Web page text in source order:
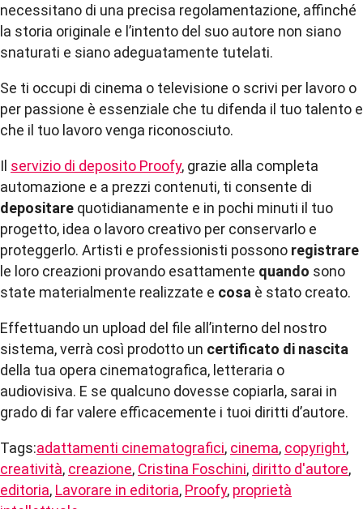
necessitano di una precisa regolamentazione, affinché
la storia originale e l’intento del suo autore non siano
snaturati e siano adeguatamente tutelati.
Se ti occupi di cinema o televisione o scrivi per lavoro o
per passione è essenziale che tu difenda il tuo talento e
che il tuo lavoro venga riconosciuto.
Il servizio di deposito Proofy, grazie alla completa
automazione e a prezzi contenuti, ti consente di
depositare quotidianamente e in pochi minuti il tuo
progetto, idea o lavoro creativo per conservarlo e
proteggerlo. Artisti e professionisti possono registrare
le loro creazioni provando esattamente quando sono
state materialmente realizzate e cosa è stato creato.
Effettuando un upload del file all’interno del nostro
sistema, verrà così prodotto un certificato di nascita
della tua opera cinematografica, letteraria o
audiovisiva. E se qualcuno dovesse copiarla, sarai in
grado di far valere efficacemente i tuoi diritti d’autore.
Tags:adattamenti cinematografici, cinema, copyright,
creatività, creazione, Cristina Foschini, diritto d'autore,
editoria, Lavorare in editoria, Proofy, proprietà